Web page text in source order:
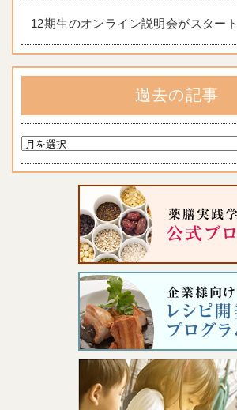
12期生のオンライン説明会がスタート
過去の記事